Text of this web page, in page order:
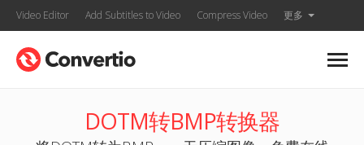
Video Editor Add Subtitles to Video Compress Video 更多
DOTM转BMP转换器